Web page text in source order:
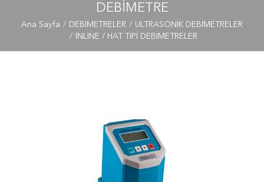
DEBIMETRE
Ana Sayfa DEBİMETRELER
ULTRASONİK DEBİMETRELER
INLINE / HAT TİPİ DEBİMETRELER